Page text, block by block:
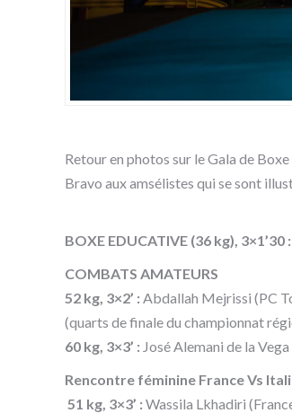
Retour en photos sur le Gala de Boxe
Bravo aux amsélistes qui se sont
BOXE EDUCATIVE (36 kg), 3×1’30 :
COMBATS AMATEURS
52 kg, 3×2’ : Abdallah Mejrissi (PC
(quarts de finale du championnat
60 kg, 3×3’ : José Alemani de la
Rencontre féminine France Vs
51 kg, 3×3’ : Wassila Lkhadiri